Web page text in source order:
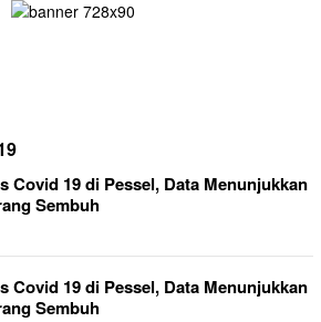
Covid 19 di Pessel, Data Menunjukkan
Sembuh
Covid 19 di Pessel, Data Menunjukkan
Sembuh